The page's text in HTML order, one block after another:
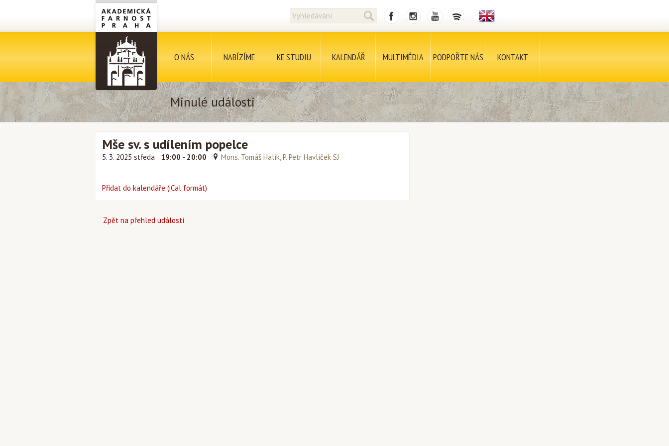
O NÁS NABÍZÍME KE STUDIU KALENDÁŘ MULTIMÉDIA PODPOŘTE NÁS KONTAKT
Minulé události
Mše sv. s udílením popelce
5. 3. 2025 středa 19:00 - 20:00 Mons. Tomáš Halík, P. Petr Havlíček SJ
Přidat do kalendáře (iCal formát)
Zpět na přehled událostí